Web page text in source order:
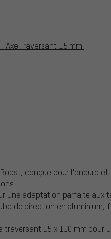
Axe Traversant 15 mm:
conçue pour l'enduro
une adaptation parfaite aux
de direction en aluminium,
15 x 110 mm pour